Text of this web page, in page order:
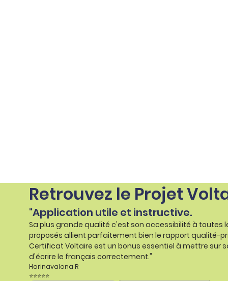
Retrouvez le Projet
"Application utile et instructive.
Sa plus grande qualité c'est son accessibilité à toutes
proposés allient parfaitement bien le rapport qualité-
Certificat Voltaire est un bonus essentiel à mettre sur
d'écrire le français correctement."
Harinavalona R
⭐⭐⭐⭐⭐